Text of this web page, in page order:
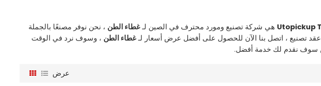
Utopickup هي شركة تصنيع ومورد محترف في الصين لـغطاء الطن ، نحن نوفر مصنعًا بالجملة
عقد تصنيع ، اتصل بنا الآن للحصول على أفضل عرض أسعار لـغطاء الطن ، وسوف نرد في الوقت
سوف نقدم لك خدمة أفضل.
عرض